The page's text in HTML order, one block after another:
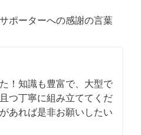
ポーターへの感謝の言葉
！知識も豊富で、大型で
つ丁寧に組み立ててくだ
あれば是非お願いしたい